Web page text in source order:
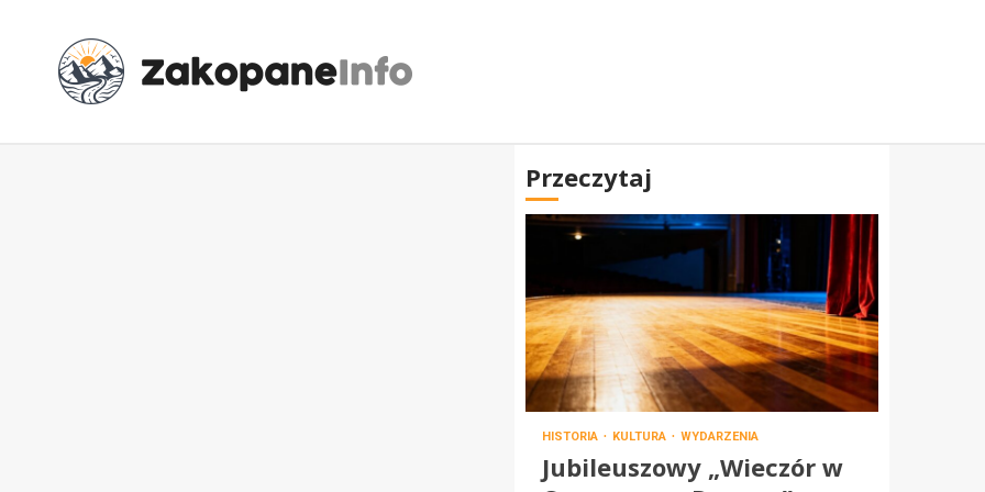
Przeczytaj
HISTORIA KULTURA WYDARZENIA
Jubileuszowy „Wieczór w